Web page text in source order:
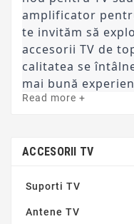
amplificator
te invităm să
accesorii TV de
calitatea se
mai bună
Read more +
ACCESORII TV
Suporti TV
Antene TV